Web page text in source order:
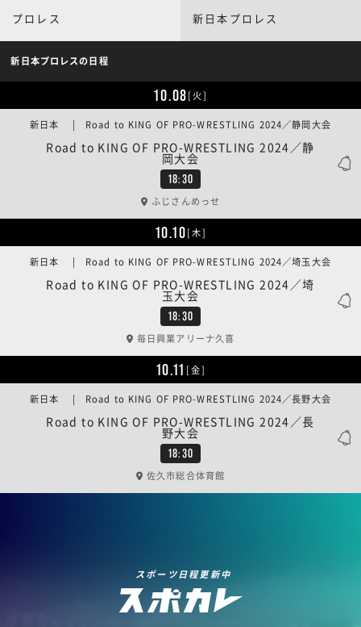
プロレス 新日本プロレス
新日本プロレスの日程
10.08[火]
18:30
Road to KING OF PRO-WRESTLING 2024／静
岡大会
新日本 | Road to KING OF PRO-WRESTLING 2024／静岡大会
ふじさんめっせ
10.10[木]
18:30
Road to KING OF PRO-WRESTLING 2024／埼
玉大会
新日本 | Road to KING OF PRO-WRESTLING 2024／埼玉大会
毎日興業アリーナ久喜
10.11 [金]
18:30
Road to KING OF PRO-WRESTLING 2024／長
野大会
新日本 | Road to KING OF PRO-WRESTLING 2024／長野大会
佐久市総合体育館
スポーツ日程更新中